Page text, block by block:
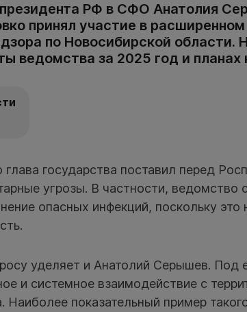
РФ в СФО Анатолия
принял участие в
по Новосибирской области.
ведомства за 2025 год и планах
государства поставил перед
угрозы. В частности, ведомство
опасных инфекций, поскольку
уделяет и Анатолий Серышев. Под
и системное взаимодействие с
Наиболее показательный пример